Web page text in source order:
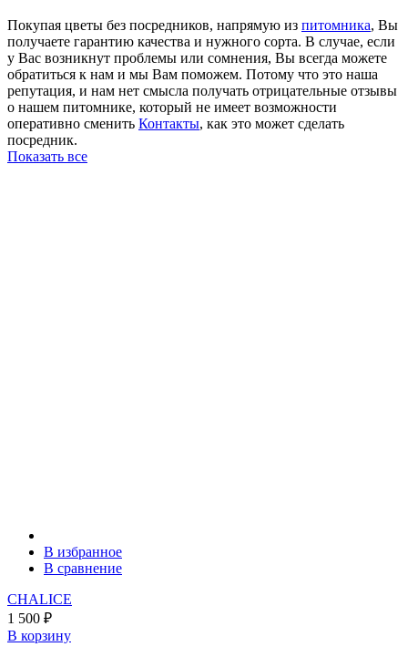
Покупая цветы без посредников, напрямую из питомника, Вы
получаете гарантию качества и нужного сорта. В случае, если
у Вас возникнут проблемы или сомнения, Вы всегда можете
обратиться к нам и мы Вам поможем. Потому что это наша
репутация, и нам нет смысла получать отрицательные отзывы
о нашем питомнике, который не имеет возможности
оперативно сменить Контакты, как это может сделать
посредник.
Показать все
В избранное
В сравнение
CHALICE
1 500 ₽
В корзину